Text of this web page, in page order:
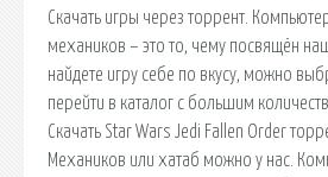
Скачать игры через торрент.
механиков – это то, чему посвящён
найдете игру себе по вкусу, можно
перейти в каталог с большим
Скачать Star Wars Jedi Fallen Order
Механиков или хатаб можно у нас.